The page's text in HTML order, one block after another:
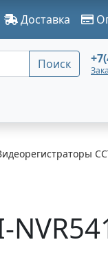
Доставка
Поиск